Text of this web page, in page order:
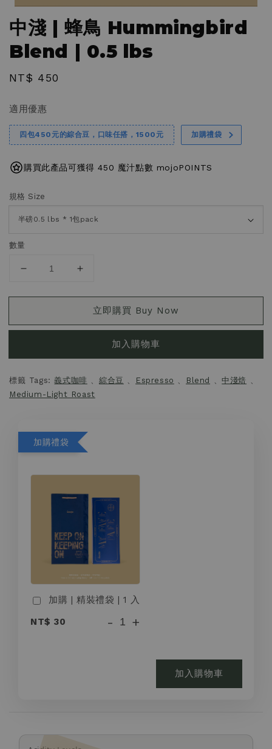
中淺 | 蜂鳥 Hummingbird
Blend | 0.5 lbs
Regular
NT$ 450
適用優惠
四包450元的綜合豆，口味任搭，1500元 加購禮袋
購買此產品可獲得 450 魔汁點數 mojoPOINTS
規格 Size
數量
立即購買 Buy Now
加入購物車
標籤 Tags:義式咖啡 、綜合豆 、 Espresso 、 Blend 、中淺焙
、
Medium-Light Roast
加購禮袋
加購 | 精裝禮袋 | 1 入
NT$ 30
- +
加入購物車